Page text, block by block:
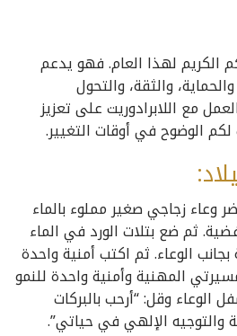
الكريم لهذا العام. فهو يدعم
والثقة، والتحول
مع اللابرادوريت على تعزيز
الوضوح في أوقات التغيير.
وعاء زجاجي صغير مملوء بالماء
ثم ضع بتلات الورد في الماء
الوعاء. ثم اكتب أمنية واحدة
المهنية وأمنية واحدة للنمو
وقل: “أرحب بالبركات
والتوجيه الإلهي في حياتي”.